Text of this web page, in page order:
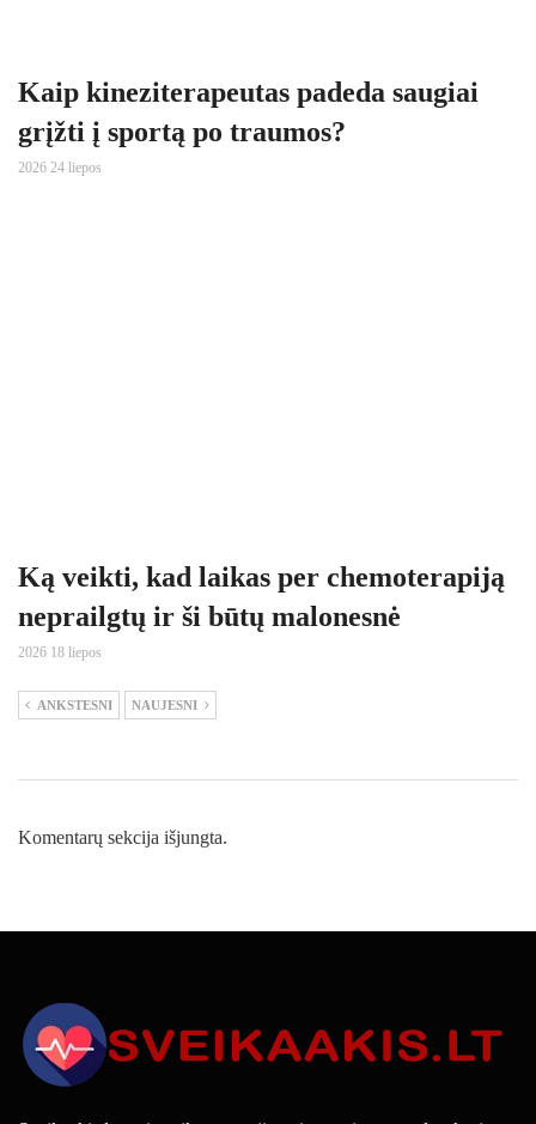
Kaip kineziterapeutas padeda saugiai
grįžti į sportą po traumos?
2026 24 liepos
Ką veikti, kad laikas per chemoterapiją
neprailgtų ir ši būtų malonesnė
2026 18 liepos
ANKSTESNI NAUJESNI
Komentarų sekcija išjungta.